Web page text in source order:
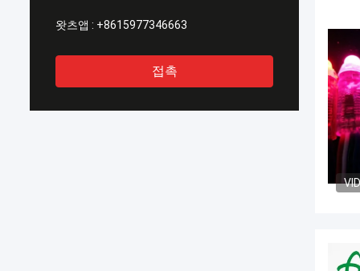
왓츠앱 : +8615977346663
접촉